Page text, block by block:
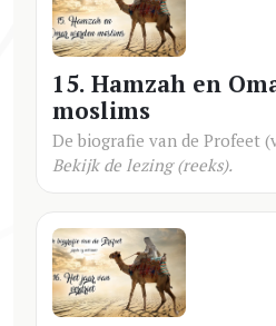
15. Hamzah en
moslims
De biografie van de Profeet
Bekijk de lezing (reeks).